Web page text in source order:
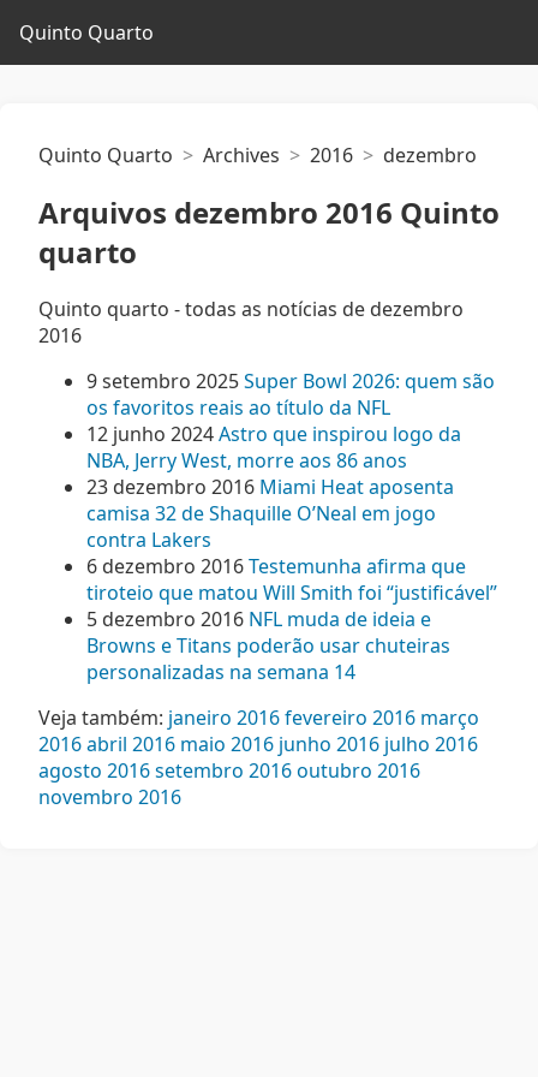
Quinto Quarto
Quinto Quarto Archives 2016 dezembro
Arquivos dezembro 2016 Quinto
quarto
Quinto quarto - todas as notícias de dezembro
2016
9 setembro 2025Super Bowl 2026: quem são
os favoritos reais ao título da NFL
12 junho 2024Astro que inspirou logo da
NBA, Jerry West, morre aos 86 anos
23 dezembro 2016 Miami Heat aposenta
camisa 32 de Shaquille O’Neal em jogo
contra Lakers
6 dezembro 2016Testemunha afirma que
tiroteio que matou Will Smith foi “justificável”
5 dezembro 2016 NFL muda de ideia e
Browns e Titans poderão usar chuteiras
personalizadas na semana 14
Veja também: janeiro 2016fevereiro 2016 março
2016abril 2016 maio 2016 junho 2016 julho 2016
agosto 2016setembro 2016outubro 2016
novembro 2016